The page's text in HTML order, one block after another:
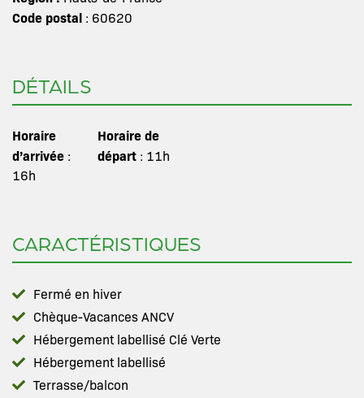
Code postal : 60620
DÉTAILS
Horaire
d’arrivée :
16h
Horaire de
départ: 11h
CARACTÉRISTIQUES
Fermé en hiver
Chèque-Vacances ANCV
Hébergement labellisé Clé Verte
Hébergement labellisé
Terrasse/balcon